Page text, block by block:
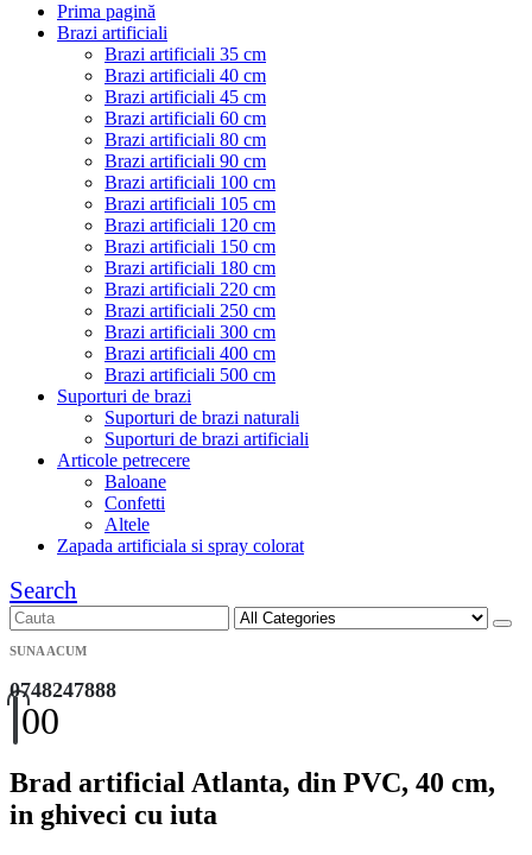
Prima pagină
Brazi artificiali
Brazi artificiali 35 cm
Brazi artificiali 40 cm
Brazi artificiali 45 cm
Brazi artificiali 60 cm
Brazi artificiali 80 cm
Brazi artificiali 90 cm
Brazi artificiali 100 cm
Brazi artificiali 105 cm
Brazi artificiali 120 cm
Brazi artificiali 150 cm
Brazi artificiali 180 cm
Brazi artificiali 220 cm
Brazi artificiali 250 cm
Brazi artificiali 300 cm
Brazi artificiali 400 cm
Brazi artificiali 500 cm
Suporturi de brazi
Suporturi de brazi naturali
Suporturi de brazi artificiali
Articole petrecere
Baloane
Confetti
Altele
Zapada artificiala si spray colorat
Search
SUNA ACUM
0748247888
00
Brad artificial Atlanta, din PVC, 40 cm,
in ghiveci cu iuta